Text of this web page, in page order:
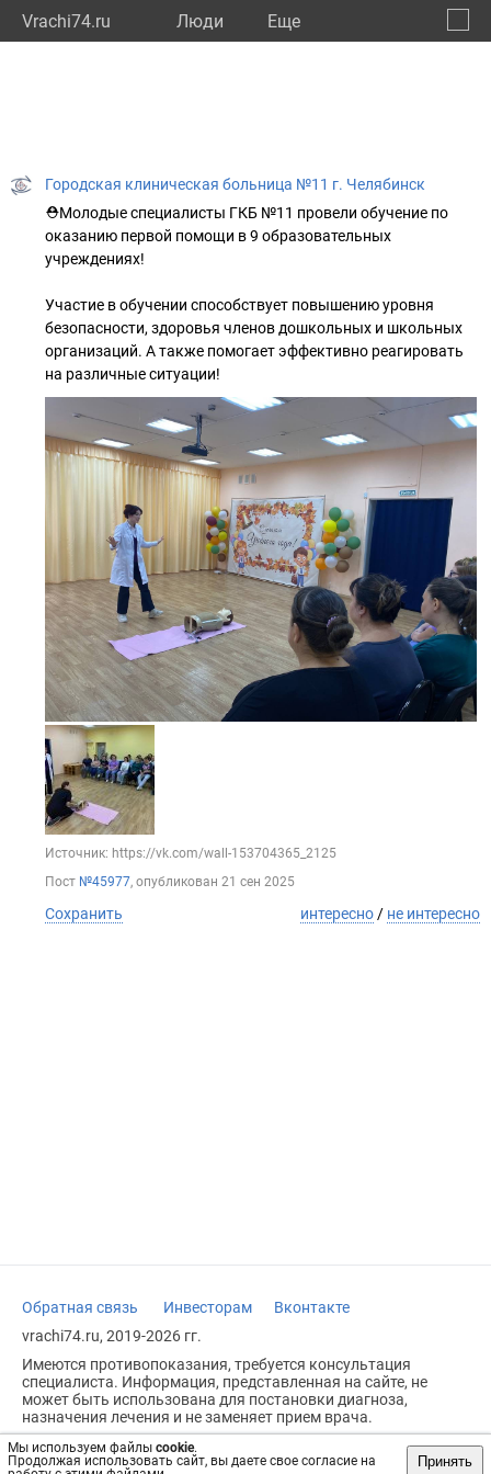
Vrachi74.ru Люди Eще
Мы используем файлы cookie.
Продолжая использовать сайт, вы даете свое согласие на
Принять
Городская клиническая больница №11 г. Челябинск
⛑️Молодые специалисты ГКБ №11 провели обучение по
оказанию первой помощи в 9 образовательных
учреждениях!
Участие в обучении способствует повышению уровня
безопасности, здоровья членов дошкольных и школьных
организаций. А также помогает эффективно реагировать
на различные ситуации!
Источник: https://vk.com/wall-153704365_2125
Пост №45977, опубликован 21 сен 2025
Сохранить интересно / не интересно
Обратная связь Инвесторам
Вконтакте
vrachi74.ru, 2019-2026 гг.
Имеются противопоказания, требуется консультация
специалиста. Информация, представленная на сайте, не
может быть использована для постановки диагноза,
назначения лечения и не заменяет прием врача.
Возрастное ограничение: 18+